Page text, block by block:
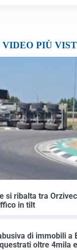
VIDEO PIÙ
si ribalta tra
in tilt
di immobili a
oltre 4mila